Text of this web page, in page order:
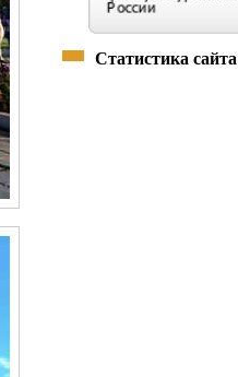
Статистика сайта